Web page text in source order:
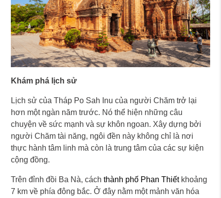
Khám phá lịch sử
Lịch sử của Tháp Po Sah Inu của người Chăm trở lại
hơn một ngàn năm trước. Nó thể hiện những câu
chuyện về sức mạnh và sự khôn ngoan. Xây dựng bởi
người Chăm tài năng, ngôi đền này không chỉ là nơi
thực hành tâm linh mà còn là trung tâm của các sự kiện
cộng đồng.
Trên đỉnh đồi Ba Nà, cáchthành phố Phan Thiếtkhoảng
7 km về phía đông bắc. Ở đây nằm một mảnh văn hóa